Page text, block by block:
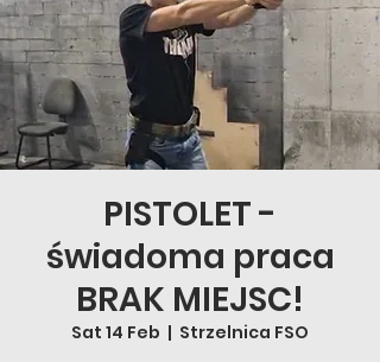
PISTOLET -
świadoma praca
BRAK MIEJSC!
Sat 14 Feb
  |
Strzelnica FSO